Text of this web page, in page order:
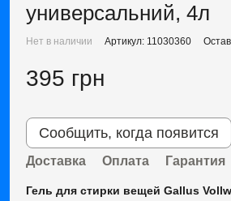
универсальний, 4л
Нет в наличии Артикул: 11030360
395 грн
Сообщить, когда появится
Доставка Оплата Гарантия
Гель для стирки вещей Gallus